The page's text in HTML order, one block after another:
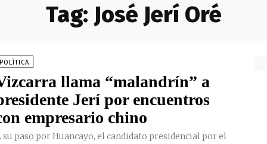
Tag: José Jerí Oré
llama “malandrín” a
Jerí por encuentros
empresario chino
su paso por Huancayo, el candidato presidencial por el